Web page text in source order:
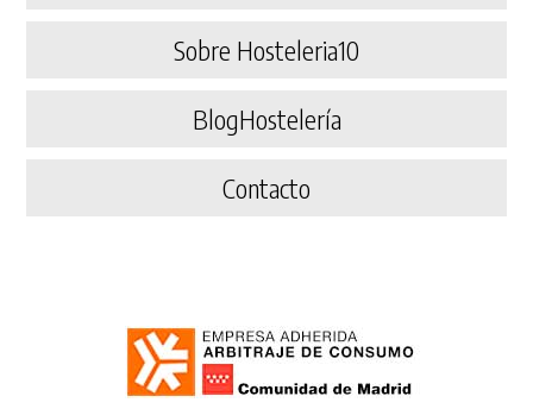
Sobre Hosteleria10
BlogHostelería
Contacto